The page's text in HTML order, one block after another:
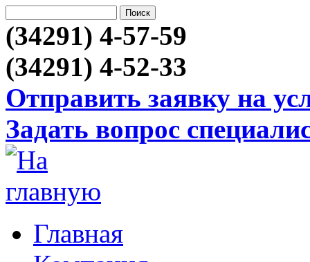
(34291) 4-57-59
(34291) 4-52-33
Отправить заявку на
Задать вопрос
Главная